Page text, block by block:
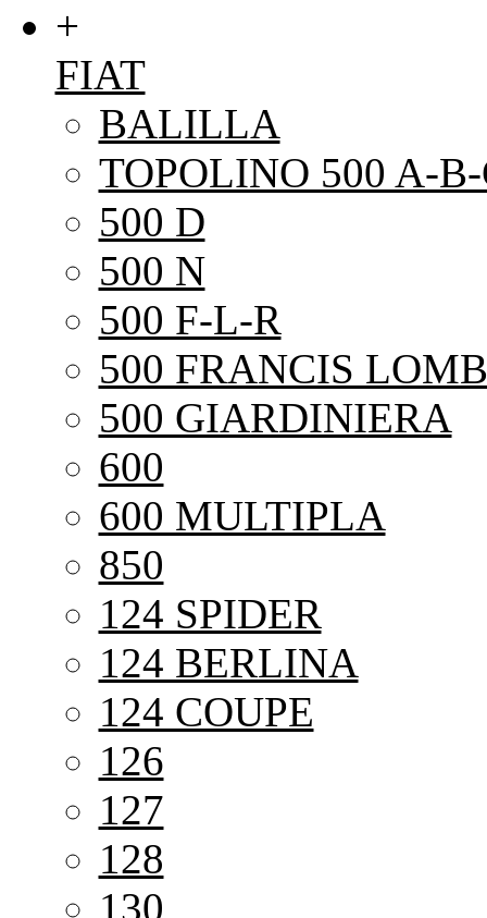
+
FIAT
BALILLA
TOPOLINO 500 A-
500 D
500 N
500 F-L-R
500 FRANCIS
500 GIARDINIERA
600
600 MULTIPLA
850
124 SPIDER
124 BERLINA
124 COUPE
126
127
128
130